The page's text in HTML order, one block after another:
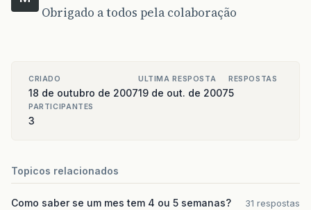
Obrigado a todos pela colaboração
CRIADO
18 de outubro de 2007
ULTIMA RESPOSTA
19 de out. de 2007
RESPOSTAS
5
PARTICIPANTES
3
Topicos relacionados
Como saber se um mes tem 4 ou 5 semanas?
31 respostas